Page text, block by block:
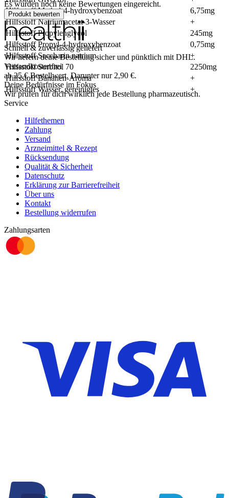
Hilfsstoff Methyl-4-hydroxybenzoat
6,75mg
Hilfsstoff Natriumacetat-3-Wasser
+
Hilfsstoff Propylenglycol
245mg
Hilfsstoff Propyl-4-hydroxybenzoat
0,75mg
Hilfsstoff Saccharin natrium
+
Hilfsstoff Sorbitol 70
2250mg
Hilfsstoff Bananen-Aroma
+
Hilfsstoff Wasser, gereinigtes
+
Es wurden noch keine Bewertungen eingereicht.
Produkt bewerten
Schnell & zuverlässig geliefert
Wir liefern deine Bestellung sicher und pünktlich mitDHL.
Versandkostenfrei
ab25€Bestellwert. Darunter nur2,90 €.
Deine Bedürfnisse im Fokus
Wir prüfen für dich wirklichjede Bestellung pharmazeutisch.
Service
Hilfethemen
Zahlung
Versand
Arzneimittel & Rezept
Rücksendung
Qualität & Sicherheit
Datenschutz
Erklärung zur Barrierefreiheit
Über uns
Kontakt
Bestellung widerrufen
Zahlungsarten